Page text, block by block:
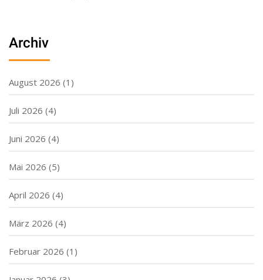
Archiv
August 2026 (1)
Juli 2026 (4)
Juni 2026 (4)
Mai 2026 (5)
April 2026 (4)
März 2026 (4)
Februar 2026 (1)